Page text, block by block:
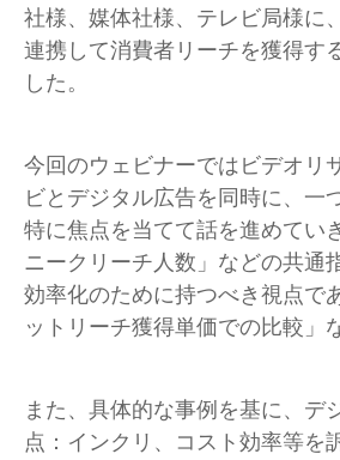
社様、媒体社様、テレビ局様に
連携して消費者リーチを獲得す
した。
今回のウェビナーではビデオリ
ビとデジタル広告を同時に、一
特に焦点を当てて話を進めてい
ニークリーチ人数」などの共通
効率化のために持つべき視点で
ットリーチ獲得単価での比較」
また、具体的な事例を基に、デ
点：インクリ、コスト効率等を